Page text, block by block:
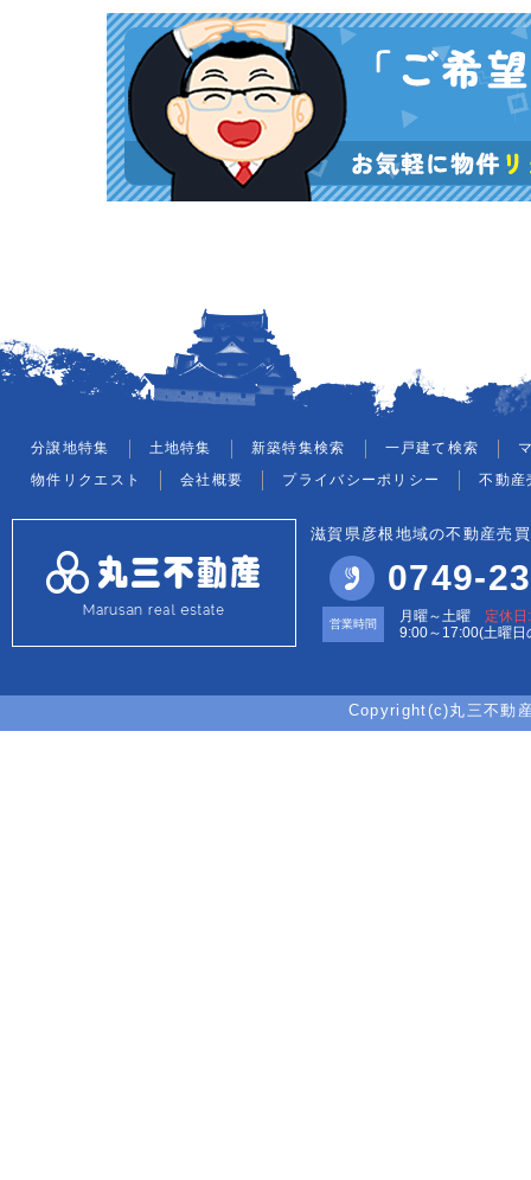
分譲地特集 土地特集 新築特集検索 一戸建て検索
物件リクエスト
会社概要 プライバシーポリシー 不動産
滋賀県彦根地域の不動産売
0749-
営業時間 月曜～土曜 定休
9:00～17:00(土曜日
Copyright(c)丸三不動